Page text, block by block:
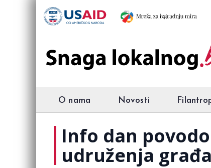
O nama Novosti
Info dan
udruženja